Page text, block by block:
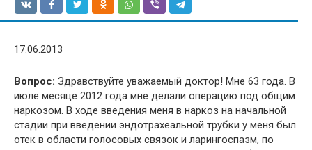
17.06.2013
Вопрос: Здравствуйте уважаемый доктор! Мне 63 года. В
июле месяце 2012 года мне делали операцию под общим
наркозом. В ходе введения меня в наркоз на начальной
стадии при введении эндотрахеальной трубки у меня был
отек в области голосовых связок и ларингоспазм, по